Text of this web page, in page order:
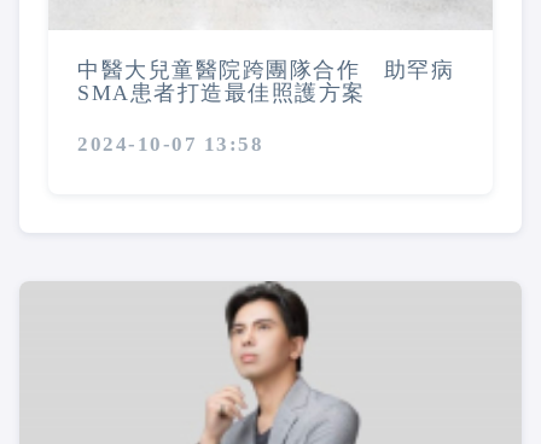
中醫大兒童醫院跨團隊合作 助罕病
SMA患者打造最佳照護方案
2024-10-07 13:58